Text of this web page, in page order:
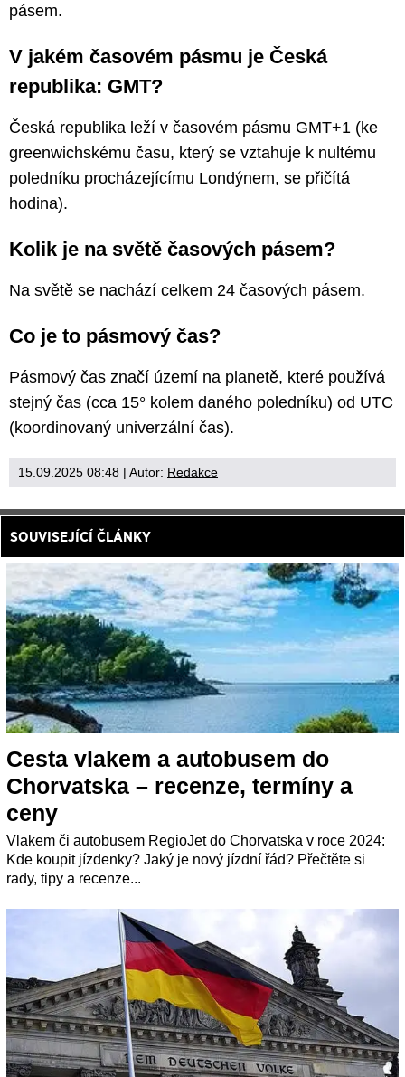
pásem.
V jakém časovém pásmu je Česká
republika: GMT?
Česká republika leží v časovém pásmu GMT+1 (ke
greenwichskému času, který se vztahuje k nultému
poledníku procházejícímu Londýnem, se přičítá
hodina).
Kolik je na světě časových pásem?
Na světě se nachází celkem 24 časových pásem.
Co je to pásmový čas?
Pásmový čas značí území na planetě, které používá
stejný čas (cca 15° kolem daného poledníku) od UTC
(koordinovaný univerzální čas).
15.09.2025 08:48 | Autor: Redakce
SOUVISEJÍCÍ ČLÁNKY
Cesta vlakem a autobusem do
Chorvatska – recenze, termíny a
ceny
Vlakem či autobusem RegioJet do Chorvatska v roce 2024:
Kde koupit jízdenky? Jaký je nový jízdní řád? Přečtěte si
rady, tipy a recenze...